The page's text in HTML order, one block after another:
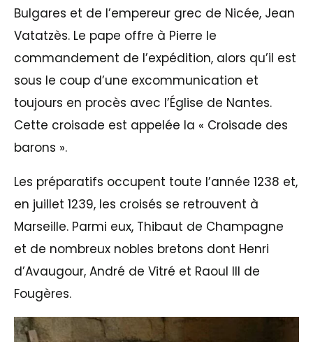
Bulgares et de l’empereur grec de Nicée, Jean
Vatatzès. Le pape offre à Pierre le
commandement de l’expédition, alors qu’il est
sous le coup d’une excommunication et
toujours en procès avec l’Église de Nantes.
Cette croisade est appelée la « Croisade des
barons ».
Les préparatifs occupent toute l’année 1238 et,
en juillet 1239, les croisés se retrouvent à
Marseille. Parmi eux, Thibaut de Champagne
et de nombreux nobles bretons dont Henri
d’Avaugour, André de Vitré et Raoul III de
Fougères.